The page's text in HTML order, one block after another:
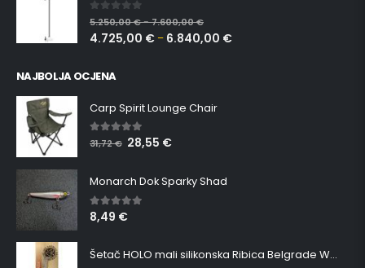
0 out of 5
5.250,00€–7.600,00€
4.725,00 € – 6.840,00 €
NAJBOLJA OCJENA
Carp Spirit Lounge Chair
5.00 out of 5
31,72€ 28,55 €
Monarch Dok Sparky Shad
5.00 out of 5
8,49 €
Šetač HOLO mali silikonska Ribica Belgrade Walker